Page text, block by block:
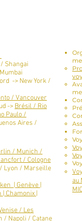
Shangai
-> New York /
/ Vancouver​
-> Brésil / Rio
Paulo /
Aires /
/ Munich /
/ Cologne
/ Lyon / Marseille
| Genève |
Chamonix |
/ Les
/ Napoli / Catane
au